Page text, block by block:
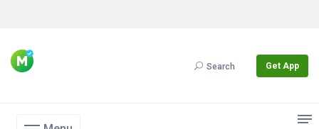
Search Get App